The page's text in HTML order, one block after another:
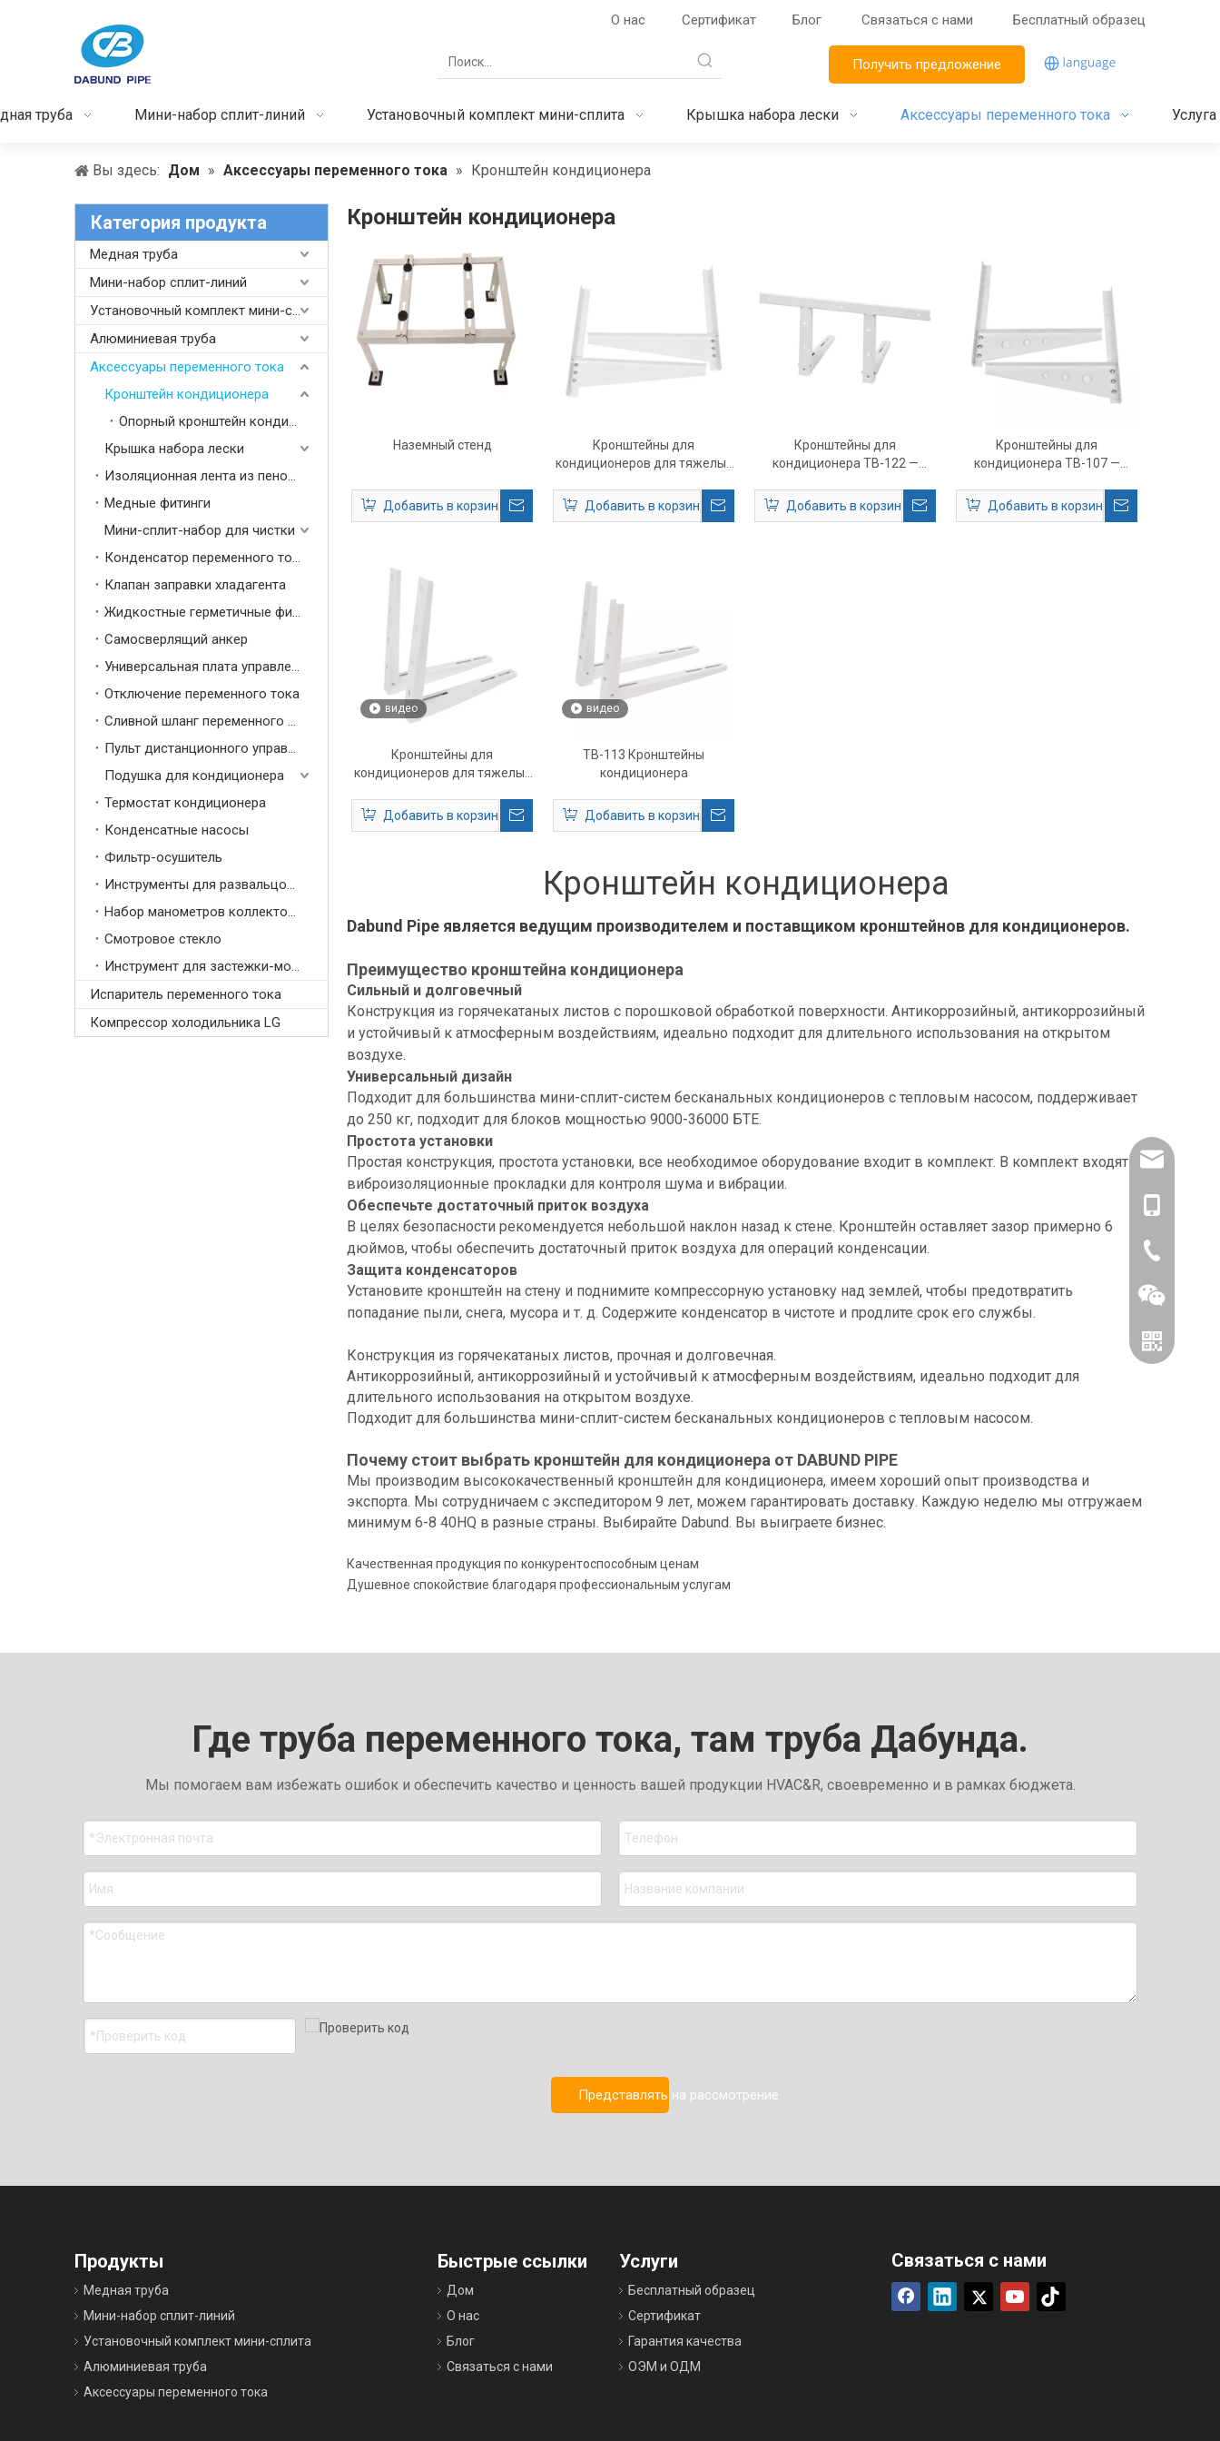
О нас Сертификат Блог Связаться с нами Бесплатный образец
Получить предложение
труба Мини-набор сплит-линий Установочный комплект мини-сплита Крышка набора лески Аксессуары переменного тока Услуга
Вы здесь: Дом » Аксессуары переменного тока » Кронштейн кондиционера
Категория продукта
Медная труба
Мини-набор сплит-линий
Установочный комплект мини-сплита
Алюминиевая труба
Аксессуары переменного тока
Кронштейн кондиционера
Опорный кронштейн кондиционера
Крышка набора лески
Изоляционная лента из пенопласта
Медные фитинги
Мини-сплит-набор для чистки
Конденсатор переменного тока
Клапан заправки хладагента
Жидкостные герметичные фитинги
Самосверлящий анкер
Универсальная плата управления кондиционером
Отключение переменного тока
Сливной шланг переменного тока
Пульт дистанционного управления переменным током
Подушка для кондиционера
Термостат кондиционера
Конденсатные насосы
Фильтр-осушитель
Инструменты для развальцовки и обжатия
Набор манометров коллектора
Смотровое стекло
Инструмент для застежки-молнии
Испаритель переменного тока
Компрессор холодильника LG
Кронштейн кондиционера
Наземный стенд
Добавить в корзину
Кронштейны для
кондиционеров для тяжелых
– Опора для настенного
крепления переменного тока
Добавить в корзину
Кронштейны для
кондиционера TB-122 —
переменного тока для
наружного применения для
Добавить в корзину
Кронштейны для
кондиционера TB-107 —
переменного тока на
открытом воздухе для
Добавить в корзину
видео
Кронштейны для
кондиционеров для тяжелых
– Опора для настенного
крепления переменного тока
Добавить в корзину
видео
TB-113 Кронштейны
кондиционера
Добавить в корзину
Кронштейн кондиционера
Dabund Pipe является ведущим производителем и поставщиком кронштейнов для кондиционеров.
Преимущество кронштейна кондиционера
Сильный и долговечный
Конструкция из горячекатаных листов с порошковой обработкой поверхности. Антикоррозийный, антикоррозийный
и устойчивый к атмосферным воздействиям, идеально подходит для длительного использования на открытом
воздухе.
Универсальный дизайн
Подходит для большинства мини-сплит-систем бесканальных кондиционеров с тепловым насосом, поддерживает
до 250 кг, подходит для блоков мощностью 9000-36000 БТЕ.
Простота установки
Простая конструкция, простота установки, все необходимое оборудование входит в комплект. В комплект входят
виброизоляционные прокладки для контроля шума и вибрации.
Обеспечьте достаточный приток воздуха
В целях безопасности рекомендуется небольшой наклон назад к стене. Кронштейн оставляет зазор примерно 6
дюймов, чтобы обеспечить достаточный приток воздуха для операций конденсации.
Защита конденсаторов
Установите кронштейн на стену и поднимите компрессорную установку над землей, чтобы предотвратить
попадание пыли, снега, мусора и т. д. Содержите конденсатор в чистоте и продлите срок его службы.
Конструкция из горячекатаных листов, прочная и долговечная.
Антикоррозийный, антикоррозийный и устойчивый к атмосферным воздействиям, идеально подходит для
длительного использования на открытом воздухе.
Подходит для большинства мини-сплит-систем бесканальных кондиционеров с тепловым насосом.
Почему стоит выбрать кронштейн для кондиционера от DABUND PIPE
Мы производим высококачественный кронштейн для кондиционера, имеем хороший опыт производства и
экспорта. Мы сотрудничаем с экспедитором 9 лет, можем гарантировать доставку. Каждую неделю мы отгружаем
минимум 6-8 40HQ в разные страны. Выбирайте Dabund. Вы выиграете бизнес.
Качественная продукция по конкурентоспособным ценам
Душевное спокойствие благодаря профессиональным услугам
Где труба переменного тока, там труба Дабунда.
Мы помогаем вам избежать ошибок и обеспечить качество и ценность вашей продукции HVAC&R, своевременно и в рамках бюджета.
Представлять на рассмотрение
Продукты
Медная труба
Мини-набор сплит-линий
Установочный комплект мини-сплита
Алюминиевая труба
Аксессуары переменного тока
86-
Быстрые ссылки
Дом
О нас
Блог
Связаться с нами
Услуги
Бесплатный образец
Сертификат
Гарантия качества
ОЭМ и ОДМ
Связаться с нами